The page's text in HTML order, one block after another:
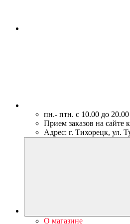
пн.- птн. c 10.00 до 20.00
Прием заказов на сайте
Адрес: г. Тихорецк, ул.
О магазине